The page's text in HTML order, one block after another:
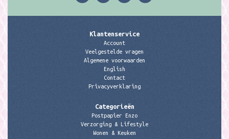
Klantenservice
Account
Veelgestelde vragen
Algemene voorwaarden
English
Contact
Privacyverklaring
Categorieën
Postpapier Enzo
Verzorging & Lifestyle
Wonen & Keuken